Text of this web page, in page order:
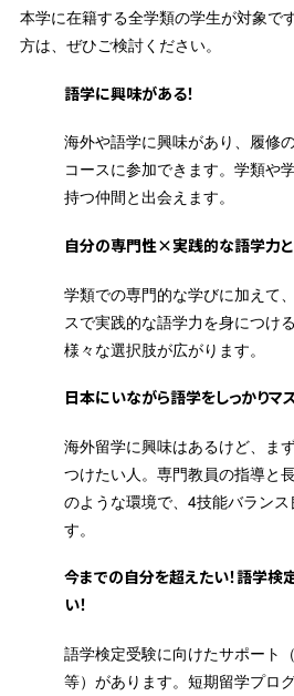
本学に在籍する全学類の学生が対象で
方は、ぜひご検討ください。
語学に興味がある！
海外や語学に興味があり、履修
コースに参加できます。学類や
持つ仲間と出会えます。
自分の専門性×実践的な語学力と
学類での専門的な学びに加えて
スで実践的な語学力を身につけ
様々な選択肢が広がります。
日本にいながら語学をしっかりマ
海外留学に興味はあるけど、ま
つけたい人。専門教員の指導と
のような環境で、4技能バラン
す。
今までの自分を超えたい！語学検
い！
語学検定受験に向けたサポート
等）があります。短期留学プロ